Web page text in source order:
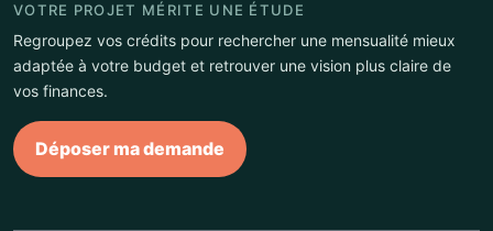
VOTRE PROJET MÉRITE UNE ÉTUDE
Regroupez vos crédits pour rechercher une mensualité mieux
adaptée à votre budget et retrouver une vision plus claire de
vos finances.
Déposer ma demande